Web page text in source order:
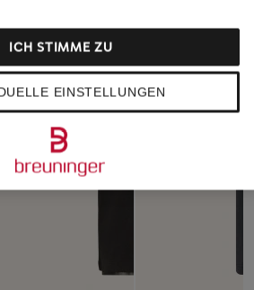
EINSTELLUNGEN
ICH STIMME ZU